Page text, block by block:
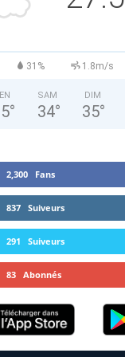
31% 1.8m/s
°
SAM
34°
DIM
35°
2,300 Fans
837 Suiveurs
291 Suiveurs
83 Abonnés